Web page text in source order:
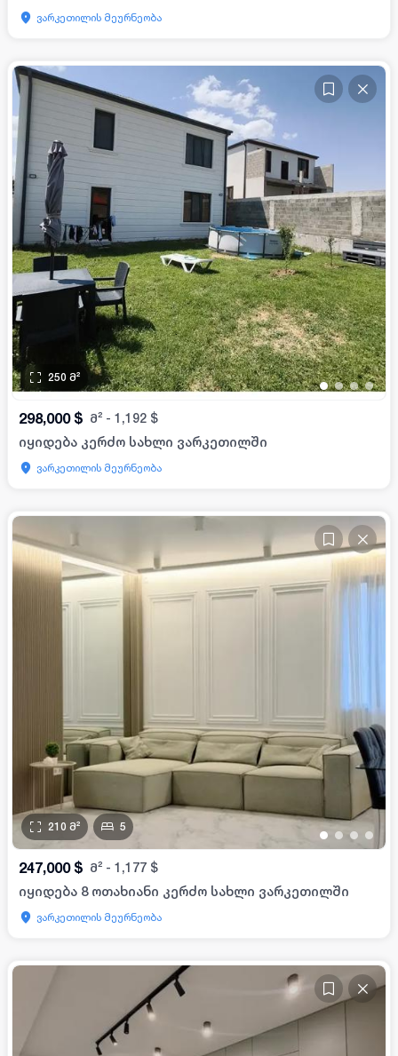
ვარკეთილის მეურნეობა
••••
250 მ²
298,000 $ მ² - 1,192 $
იყიდება კერძო სახლი ვარკეთილში
ვარკეთილის მეურნეობა
• • • •
210 მ² 5
247,000 $ მ² - 1,177 $
იყიდება 8 ოთახიანი კერძო სახლი ვარკეთილში
ვარკეთილის მეურნეობა